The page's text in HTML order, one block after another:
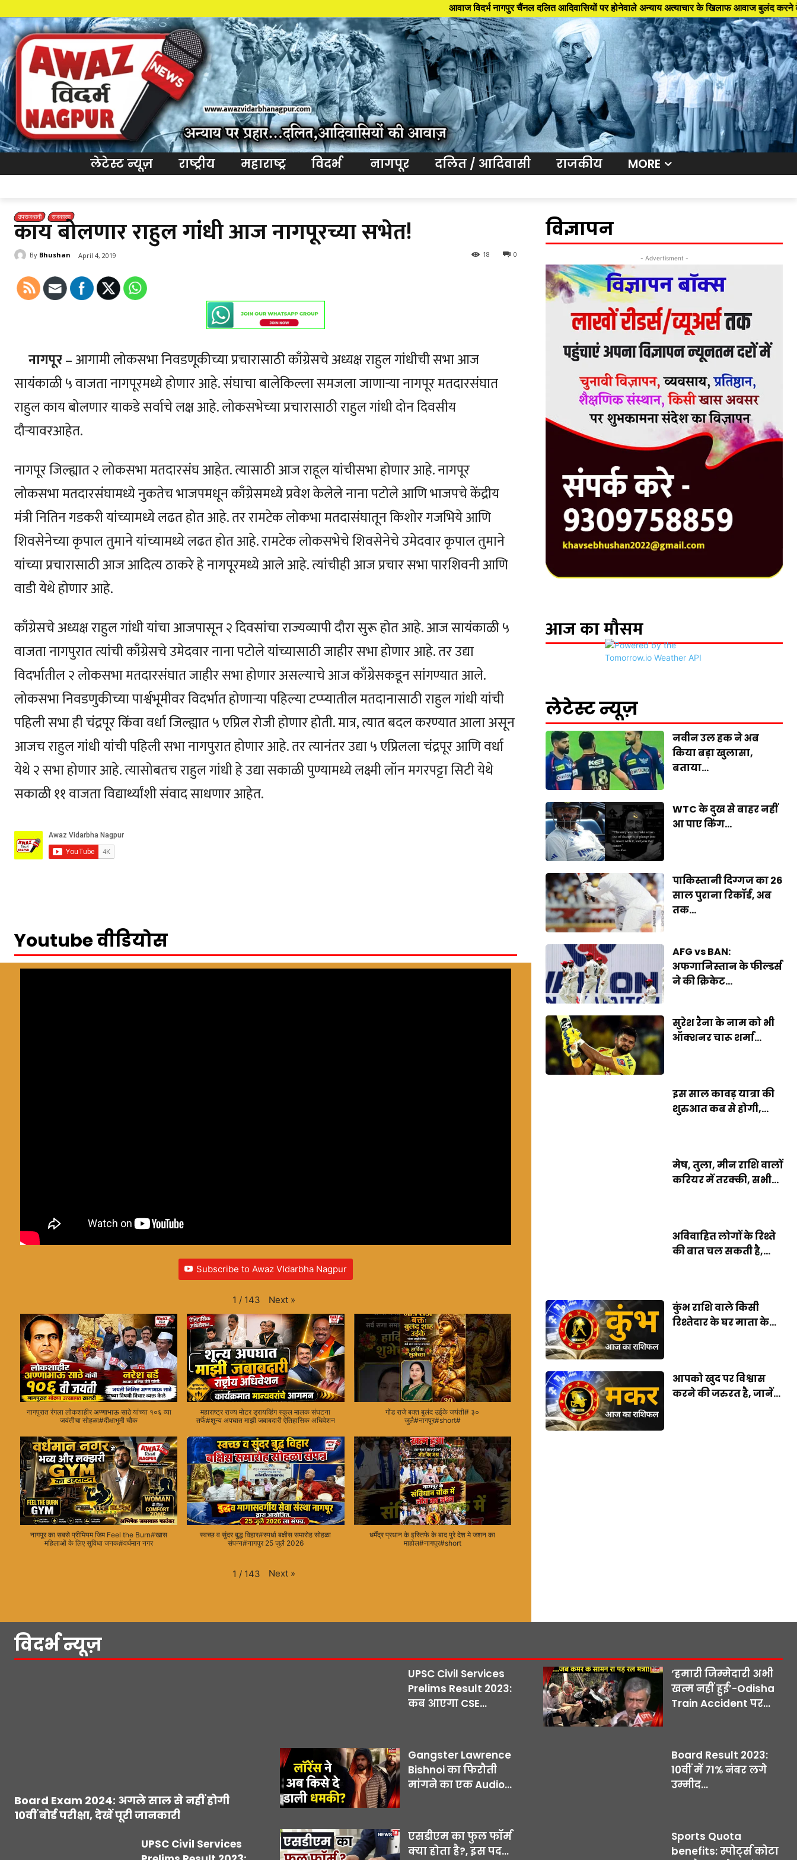
आवाज विदर्भ नागपुर चैंनल दलित आदिवासियों पर होनेवाले अन्याय अत्याचार के खिलाफ आवाज बुलंद करने के लिए शुरू
लेटेस्ट न्यूज़ राष्ट्रीय महाराष्ट्र विदर्भ नागपूर दलित / आदिवासी राजकीय MORE
उपराजधानी राजकारण
काय बोलणार राहुल गांधी आज नागपूरच्या सभेत!
By Bhushan April 4, 2019 0
18
नागपूर– आगामी लोकसभा निवडणूकीच्या प्रचारासाठी काँग्रेसचे अध्यक्ष राहुल गांधीची सभा आज
सायंकाळी ५ वाजता नागपूरमध्ये होणार आहे. संघाचा बालेकिल्ला समजला जाणाऱ्या नागपूर मतदारसंघात
राहुल काय बोलणार याकडे सर्वाचे लक्ष आहे. लोकसभेच्या प्रचारासाठी राहुल गांधी दोन दिवसीय
दौऱ्यावरआहेत.
नागपूर जिल्ह्यात २ लोकसभा मतदारसंघ आहेत. त्यासाठी आज राहूल यांचीसभा होणार आहे. नागपूर
लोकसभा मतदारसंघामध्ये नुकतेच भाजपमधून काँग्रेसमध्ये प्रवेश केलेले नाना पटोले आणि भाजपचे केंद्रीय
मंत्री नितिन गडकरी यांच्यामध्ये लढत होत आहे. तर रामटेक लोकभा मतदासंघातून किशोर गजभिये आणि
शिवसेनेच्या कृपाल तुमाने यांच्यामध्ये लढत होत आहे. रामटेक लोकसभेचे शिवसेनेचे उमेदवार कृपाल तुमाने
यांच्या प्रचारासाठी आज आदित्य ठाकरे हे नागपूरमध्ये आले आहे. त्यांचीही आज प्रचार सभा पारशिवनी आणि
वाडी येथे होणार आहे.
काँग्रेसचे अध्यक्ष राहुल गांधी यांचा आजपासून २ दिवसांचा राज्यव्यापी दौरा सुरू होत आहे. आज सायंकाळी ५
वाजता नागपुरात त्यांची काँग्रेसचे उमेदवार नाना पटोले यांच्यासाठी जाहीर सभा होणार आहे. तर उद्या
विदर्भातील २ लोकसभा मतदारसंघात जाहीर सभा होणार असल्याचे आज काँग्रेसकडून सांगण्यात आले.
लोकसभा निवडणुकीच्या पार्श्वभूमीवर विदर्भात होणाऱ्या पहिल्या टप्प्यातील मतदानासाठी राहुल गांधी यांची
पहिली सभा ही चंद्रपूर किंवा वर्धा जिल्ह्यात ५ एप्रिल रोजी होणार होती. मात्र, त्यात बदल करण्यात आला असून
आजच राहुल गांधी यांची पहिली सभा नागपुरात होणार आहे. तर त्यानंतर उद्या ५ एप्रिलला चंद्रपूर आणि वर्धा
येथे २ सभा होणार आहे. त्यासोबतच राहुल गांधी हे उद्या सकाळी पुण्यामध्ये लक्ष्मी लॉन मगरपट्टा सिटी येथे
सकाळी ११ वाजता विद्यार्थ्यांशी संवाद साधणार आहेत.
Youtube वीडियोस
Subscribe to Awaz VIdarbha Nagpur
1 / 143 Next »
नागपुरात रंगला लोकशाहीर अण्णाभाऊ साठे यांच्या १०६ व्या
जयंतीचा सोहळा#दीक्षाभूमी चौक
महाराष्ट्र राज्य मोटर ड्रायव्हिंग स्कूल मालक संघटना
तर्फे#शून्य अपघात माझी जबाबदारी ऐतिहासिक अधिवेशन
गोंड राजे बक्त बुलंद उईके जयंती# ३०
जुलै#नागपूर#short#
नागपूर का सबसे प्रीमियम जिम Feel the Burn#खास
महिलाओं के लिए सुविधा जनक#वर्धमान नगर
स्वच्छ व सुंदर बुद्ध विहार#स्पर्धा बक्षीस समारोह सोहळा
संपन्न#नागपुर 25 जुलै 2026
धर्मेंद्र प्रधान के इस्तिफे के बाद पुरे देश मे जशन का
माहोल#नागपूर#short
1 / 143 Next »
विज्ञापन
- Advertisment -
आज का मौसम
लेटेस्ट न्यूज़
नवीन उल हक ने अब
किया बड़ा खुलासा,
बताया...
WTC के दुख से बाहर नहीं
आ पाए किंग...
पाकिस्तानी दिग्गज का 26
साल पुराना रिकॉर्ड, अब
तक...
AFG vs BAN:
अफगानिस्तान के फील्डर्स
ने की क्रिकेट...
सुरेश रैना के नाम को भी
ऑक्शनर चारू शर्मा...
इस साल कावड़ यात्रा की
शुरुआत कब से होगी,...
मेष, तुला, मीन राशि वालों
करियर में तरक्की, सभी...
अविवाहित लोगों के रिश्ते
की बात चल सकती है,...
कुंभ राशि वाले किसी
रिश्तेदार के घर माता के...
आपको खुद पर विश्वास
करने की जरुरत है, जानें...
विदर्भ न्यूज़
Board Exam 2024: अगले साल से नहीं होगी
10वीं बोर्ड परीक्षा, देखें पूरी जानकारी
UPSC Civil Services
UPSC Civil Services
Prelims Result 2023:
कब आएगा CSE...
‘हमारी जिम्मेदारी अभी
खत्म नहीं हुई’-Odisha
Train Accident पर...
Gangster Lawrence
Bishnoi का फिरौती
मांगने का एक Audio...
Board Result 2023:
10वीं में 71% नंबर लगे
उम्मीद...
एसडीएम का फुल फॉर्म
क्या होता है?, इस पद...
Sports Quota
benefits: स्पोर्ट्स कोटा